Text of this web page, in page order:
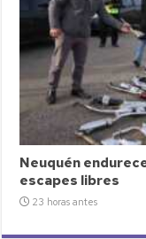
Neuquén
escapes libres
23 horas antes